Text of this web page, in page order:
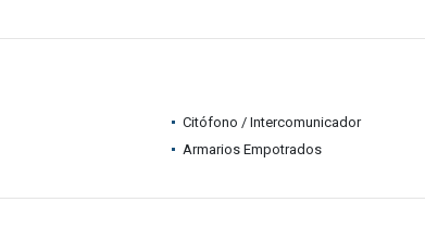
Citófono / Intercomunicador
Armarios Empotrados